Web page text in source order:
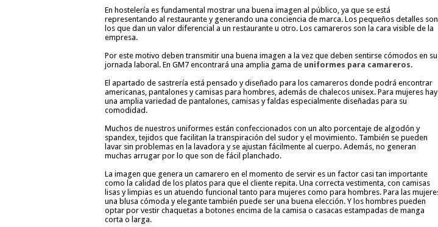
En hostelería es fundamental mostrar una buena imagen al público, ya que se está
representando al restaurante y generando una conciencia de marca. Los pequeños detalles son
los que dan un valor diferencial a un restaurante u otro. Los camareros son la cara visible de la
empresa.
Por este motivo deben transmitir una buena imagen a la vez que deben sentirse cómodos en su
jornada laboral. En GM7 encontrará una amplia gama de uniformes para camareros.
El apartado de sastrería está pensado y diseñado para los camareros donde podrá encontrar
americanas, pantalones y camisas para hombres, además de chalecos unisex. Para mujeres hay
una amplia variedad de pantalones, camisas y faldas especialmente diseñadas para su
comodidad.
Muchos de nuestros uniformes están confeccionados con un alto porcentaje de algodón y
spandex, tejidos que facilitan la transpiración del sudor y el movimiento. También se pueden
lavar sin problemas en la lavadora y se ajustan fácilmente al cuerpo. Además, no generan
muchas arrugar por lo que son de fácil planchado.
La imagen que genera un camarero en el momento de servir es un factor casi tan importante
como la calidad de los platos para que el cliente repita. Una correcta vestimenta, con camisas
lisas y limpias es un atuendo funcional tanto para mujeres como para hombres. Para las
una blusa cómoda y elegante también puede ser una buena elección. Y los hombres pueden
optar por vestir chaquetas a botones encima de la camisa o casacas estampadas de manga
corta o larga.